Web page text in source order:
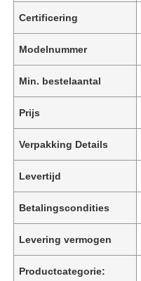
Certificering
Modelnummer
Min. bestelaantal
Prijs
Verpakking Details
Levertijd
Betalingscondities
Levering vermogen
Productcategorie: